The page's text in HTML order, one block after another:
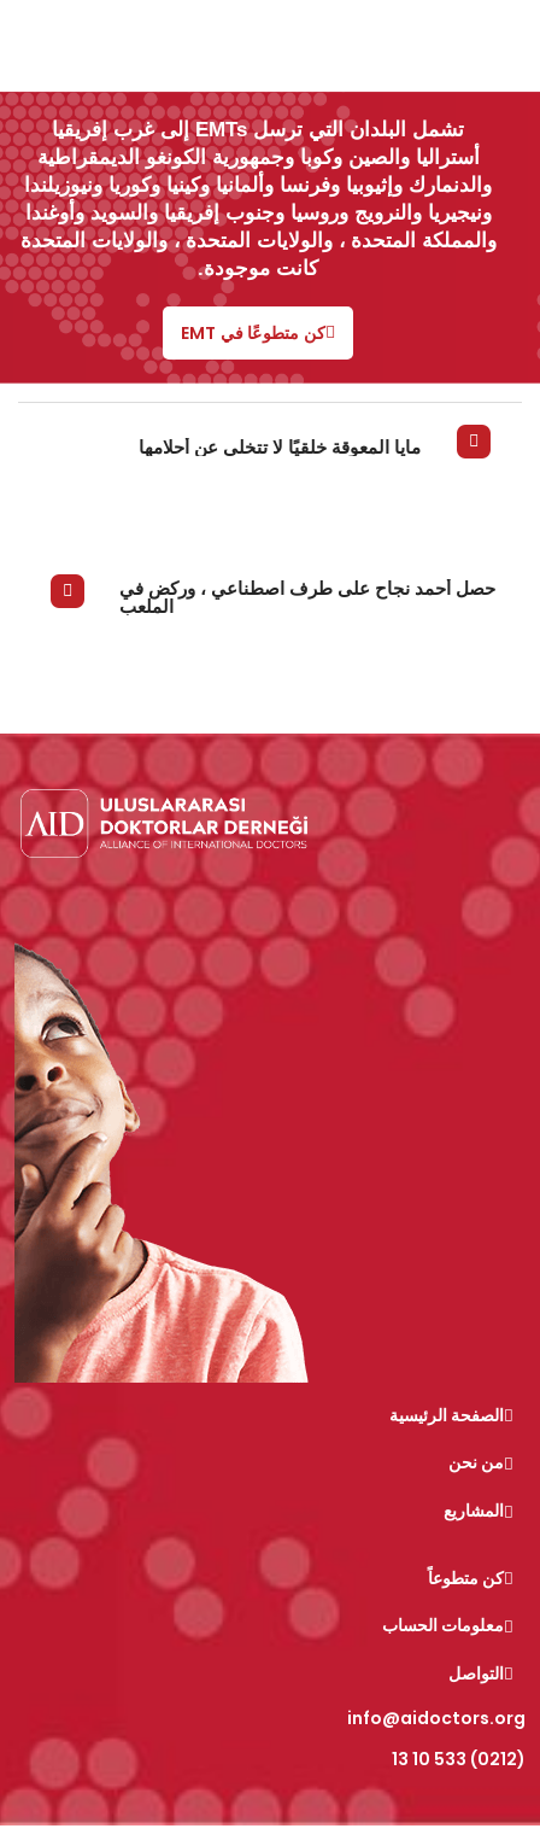
تشمل البلدان التي ترسل EMTs إلى غرب إفريقيا
أستراليا والصين وكوبا وجمهورية الكونغو الديمقراطية
والدنمارك وإثيوبيا وفرنسا وألمانيا وكينيا وكوريا ونيوزيلندا
ونيجيريا والنرويج وروسيا وجنوب إفريقيا والسويد وأوغندا
والمملكة المتحدة ، والولايات المتحدة ، والولايات المتحدة
كانت موجودة.
كن متطوعًا في EMT
مايا المعوقة خلقيًا لا تتخلى عن أحلامها
حصل أحمد نجاح على طرف اصطناعي ، وركض في
الملعب
الصفحة الرئيسية
من نحن
المشاريع
كن متطوعاً
معلومات الحساب
التواصل
info@aidoctors.org
(0212) 533 10 13